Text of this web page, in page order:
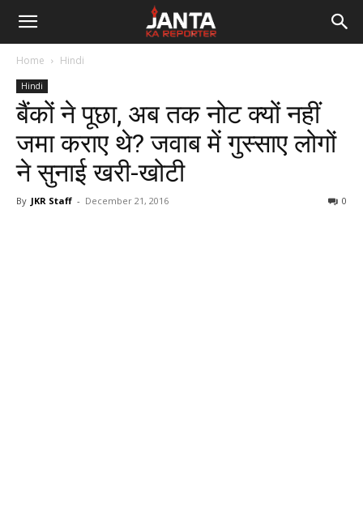
Janta
Reporter
Home Hindi
Hindi
बैंकों ने पूछा, अब तक नोट क्यों नहीं
जमा कराए थे? जवाब में गुस्साए लोगों
ने सुनाई खरी-खोटी
By JKR Staff - December 21, 2016 0